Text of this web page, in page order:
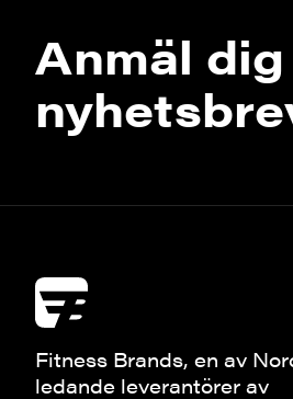
Anmäl
Fitness Brands, en av
ledande leverantörer av